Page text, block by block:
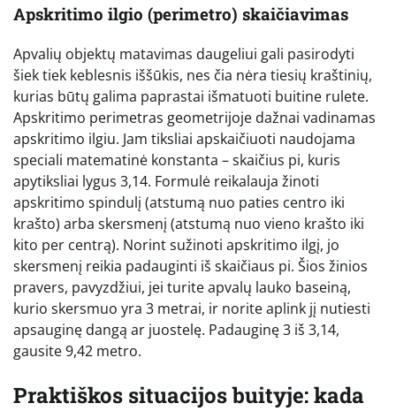
Apskritimo ilgio (perimetro) skaičiavimas
Apvalių objektų matavimas daugeliui gali pasirodyti
šiek tiek keblesnis iššūkis, nes čia nėra tiesių kraštinių,
kurias būtų galima paprastai išmatuoti buitine rulete.
Apskritimo perimetras geometrijoje dažnai vadinamas
apskritimo ilgiu. Jam tiksliai apskaičiuoti naudojama
speciali matematinė konstanta – skaičius pi, kuris
apytiksliai lygus 3,14. Formulė reikalauja žinoti
apskritimo spindulį (atstumą nuo paties centro iki
krašto) arba skersmenį (atstumą nuo vieno krašto iki
kito per centrą). Norint sužinoti apskritimo ilgį, jo
skersmenį reikia padauginti iš skaičiaus pi. Šios žinios
pravers, pavyzdžiui, jei turite apvalų lauko baseiną,
kurio skersmuo yra 3 metrai, ir norite aplink jį nutiesti
apsauginę dangą ar juostelę. Padauginę 3 iš 3,14,
gausite 9,42 metro.
Praktiškos situacijos buityje: kada